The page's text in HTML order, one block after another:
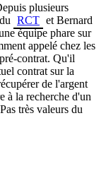
plusieurs
RCT et Bernard
équipe phare sur
appelé chez les
contrat. Qu'il
contrat sur la
de l'argent
à la recherche d'un
très valeurs du